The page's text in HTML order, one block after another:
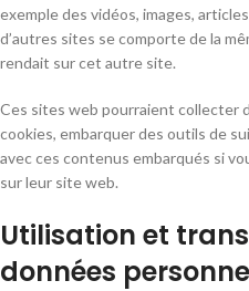
exemple des vidéos, images,
d’autres sites se comporte de la
rendait sur cet autre site.
Ces sites web pourraient collecter
cookies, embarquer des outils de
avec ces contenus embarqués si
sur leur site web.
Utilisation et
données